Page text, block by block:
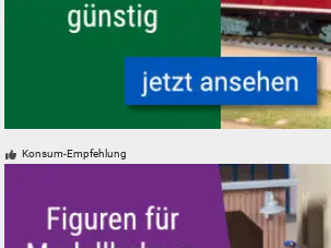
Konsum-Empfehlung